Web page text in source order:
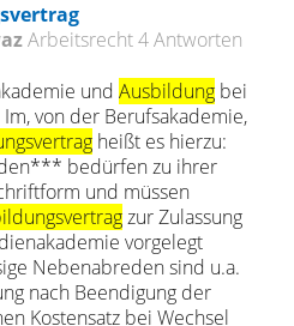
Arbeitsrecht4 Antworten
undAusbildung bei
von der Berufsakademie,
heißt es hierzu:
bedürfen zu ihrer
und müssen
zur Zulassung
vorgelegt
Nebenabreden sind u.a.
nach Beendigung der
Kostensatz bei Wechsel